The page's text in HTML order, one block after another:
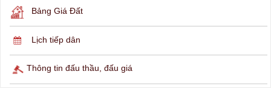
Bảng Giá Đất
Lịch tiếp dân
Thông tin đấu thầu, đấu giá